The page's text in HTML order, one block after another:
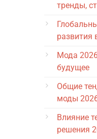
тренды,
развития
Мода
будущее
Общие
моды
Влияние
решения